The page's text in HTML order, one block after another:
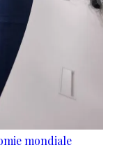
mondiale